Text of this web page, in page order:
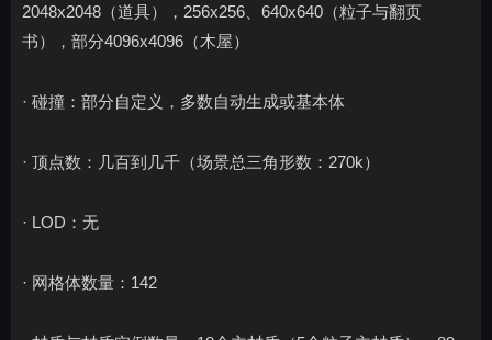
2048x2048（道具），256x256、640x640（粒子与翻页
书），部分4096x4096（木屋）
· 碰撞：部分自定义，多数自动生成或基本体
· 顶点数：几百到几千（场景总三角形数：270k）
· LOD：无
· 网格体数量：142